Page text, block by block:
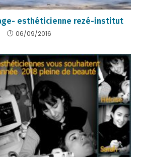
esthéticienne rezé-institut
06/09/2016